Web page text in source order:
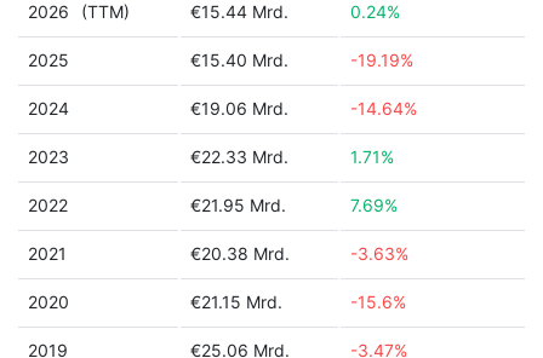
2026 (TTM) €15.44 Mrd. 0.24%
2025 €15.40 Mrd. -19.19%
2024 €19.06 Mrd. -14.64%
2023 €22.33 Mrd. 1.71%
2022 €21.95 Mrd. 7.69%
2021 €20.38 Mrd. -3.63%
2020 €21.15 Mrd. -15.6%
2019 €25.06 Mrd. -3.47%